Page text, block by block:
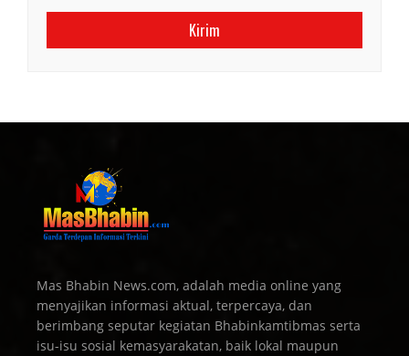
Mas Bhabin News.com, adalah media online yang
menyajikan informasi aktual, terpercaya, dan
berimbang seputar kegiatan Bhabinkamtibmas serta
isu-isu sosial kemasyarakatan, baik lokal maupun